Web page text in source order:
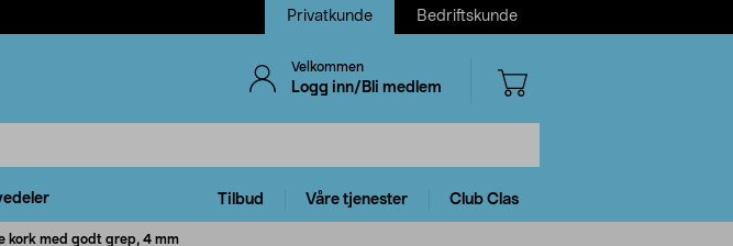
Privatkunde Bedriftskunde
Velkommen
Logg inn/Bli medlem
Tilbud Våre tjenester Club Clas
kork med godt grep, 4 mm